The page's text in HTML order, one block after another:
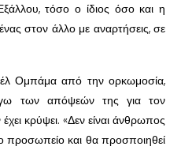
τόσο ο ίδιος όσο και η
στον άλλο με αναρτήσεις, σε
Ομπάμα από την ορκωμοσία,
των απόψεών της για τον
κρύψει. «Δεν είναι άνθρωπος
προσωπείο και θα προσποιηθεί